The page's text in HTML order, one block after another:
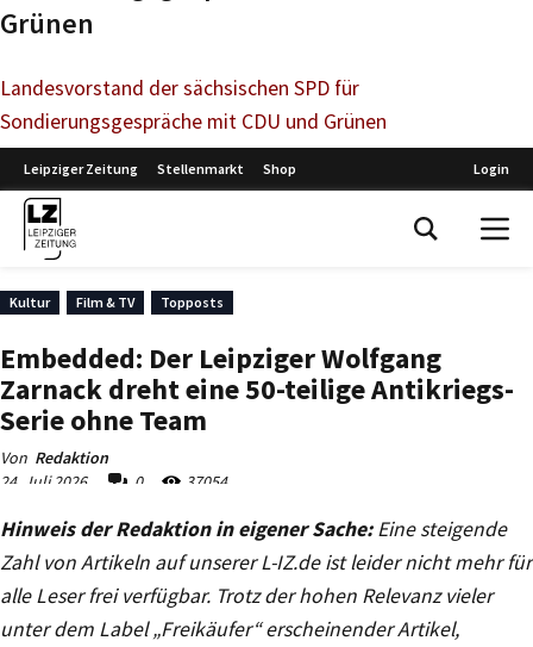
Grünen
Landesvorstand der sächsischen SPD für
Sondierungsgespräche mit CDU und Grünen
Hinweis der Redaktion in eigener Sache: Eine steigende
Zahl von Artikeln auf unserer L-IZ.de ist leider nicht mehr für
alle Leser frei verfügbar. Trotz der hohen Relevanz vieler
unter dem Label „Freikäufer“ erscheinender Artikel,